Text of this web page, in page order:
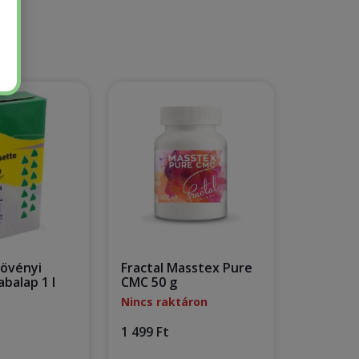
1 l
Fractal Masstex Pure
CMC 50 g
Nincs raktáron
1 499 Ft